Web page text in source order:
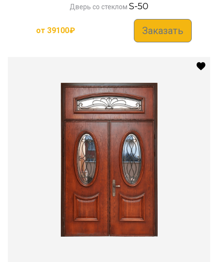
Дверь со стеклом S-50
от 39100₽ Заказать